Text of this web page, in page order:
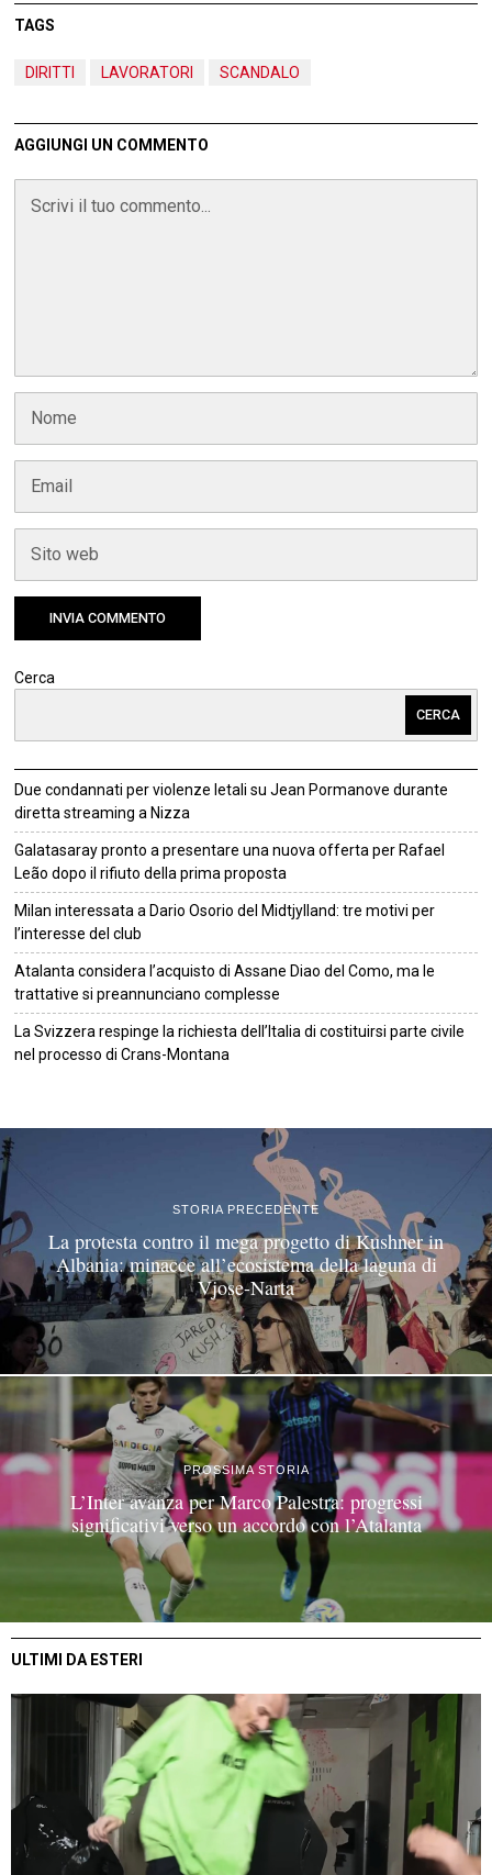
TAGS
DIRITTI LAVORATORI SCANDALO
AGGIUNGI UN COMMENTO
Cerca
CERCA
Due condannati per violenze letali su Jean Pormanove durante
diretta streaming a Nizza
Galatasaray pronto a presentare una nuova offerta per Rafael
Leão dopo il rifiuto della prima proposta
Milan interessata a Dario Osorio del Midtjylland: tre motivi per
l’interesse del club
Atalanta considera l’acquisto di Assane Diao del Como, ma le
trattative si preannunciano complesse
La Svizzera respinge la richiesta dell’Italia di costituirsi parte civile
nel processo di Crans-Montana
STORIA PRECEDENTE
La protesta contro il mega progetto di Kushner in
Albania: minacce all’ecosistema della laguna di
Vjose-Narta
PROSSIMA STORIA
L’Inter avanza per Marco Palestra: progressi
significativi verso un accordo con l’Atalanta
ULTIMI DA ESTERI